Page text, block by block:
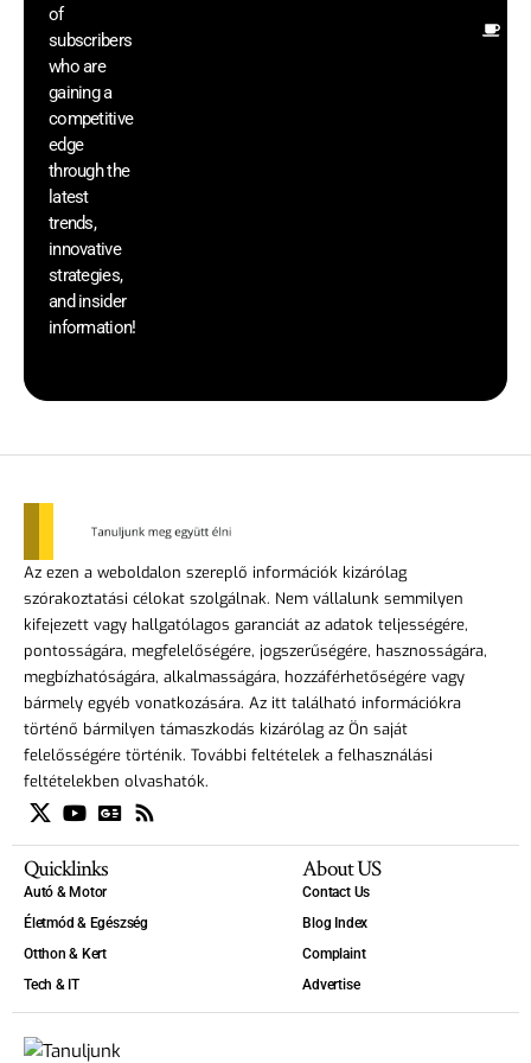
of
subscribers
who are
gaining a
competitive
edge
through the
latest
trends,
innovative
strategies,
and insider
information!
Az ezen a weboldalon szereplő információk kizárólag
szórakoztatási célokat szolgálnak. Nem vállalunk semmilyen
kifejezett vagy hallgatólagos garanciát az adatok teljességére,
pontosságára, megfelelőségére, jogszerűségére, hasznosságára,
megbízhatóságára, alkalmasságára, hozzáférhetőségére vagy
bármely egyéb vonatkozására. Az itt található információkra
történő bármilyen támaszkodás kizárólag az Ön saját
felelősségére történik. További feltételek a felhasználási
feltételekben olvashatók.
Quicklinks
Autó & Motor
Életmód & Egészség
Otthon & Kert
Tech & IT
About US
Contact Us
Blog Index
Complaint
Advertise